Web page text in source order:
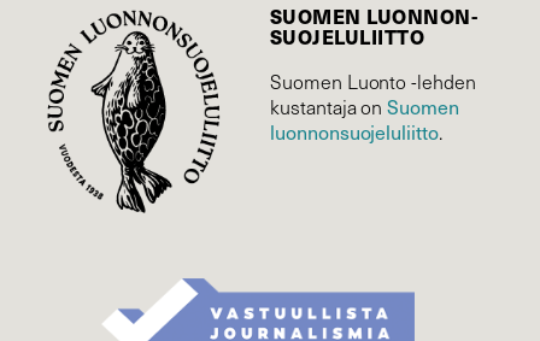
SUOMEN LUONNON­
SUOJELU­LIITTO
Suomen Luonto -lehden
kustantaja onSuomen
luonnonsuojelu­liitto.